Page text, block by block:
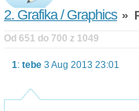
2. Grafika / Graphics»
Od 651 do 700 z 1049
1: tebe 3 Aug 2013 23:01